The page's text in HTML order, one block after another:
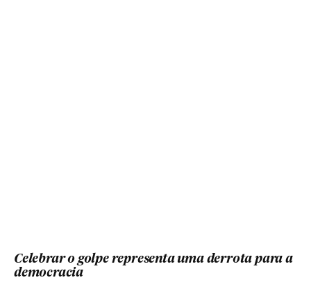
Celebrar o golpe representa uma derrota para a
democracia